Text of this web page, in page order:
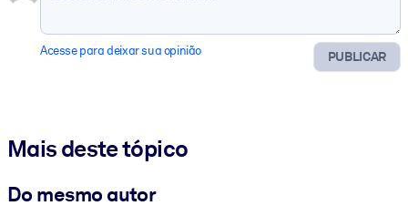
PUBLICAR
Acesse para deixar sua opinião
Mais deste tópico
Do mesmo autor